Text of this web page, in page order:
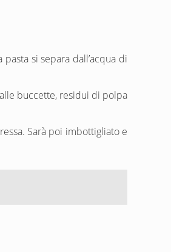
si separa dall’acqua di
buccette, residui di polpa
Sarà poi imbottigliato e